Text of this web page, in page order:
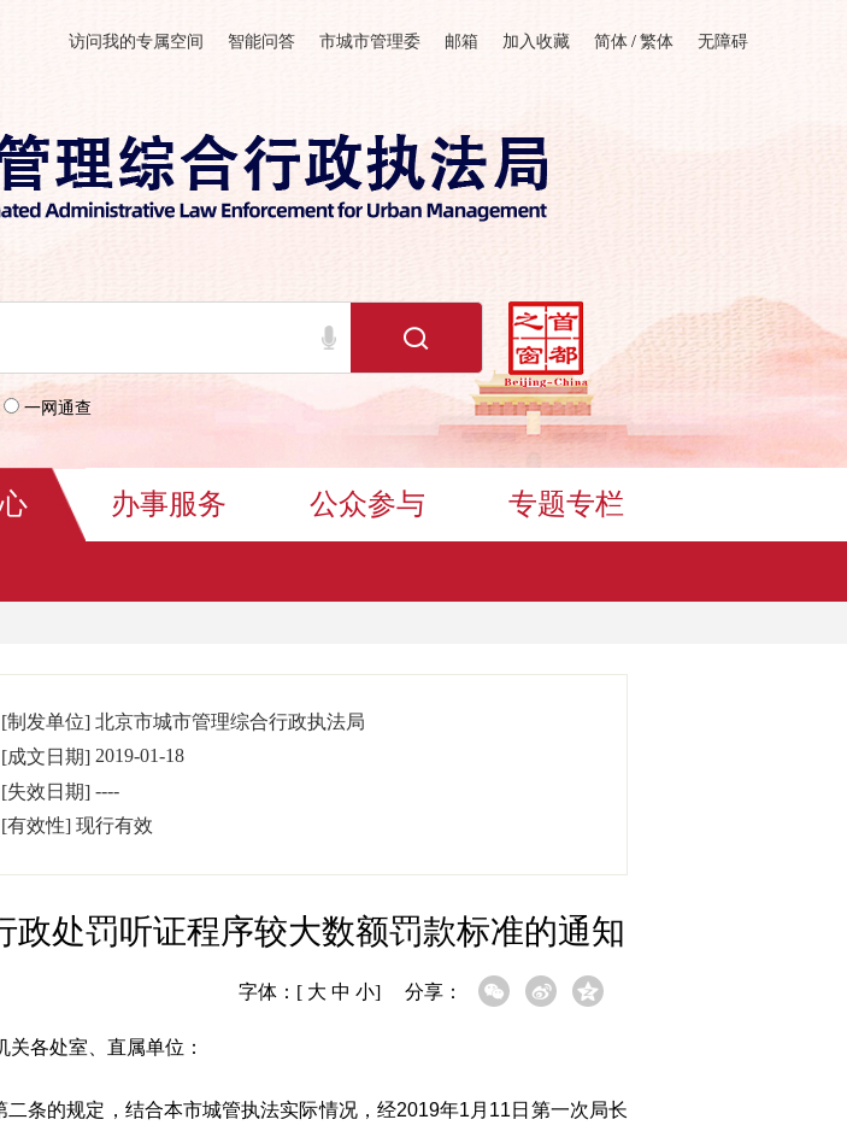
访问我的专属空间 智能问答 市城市管理委 邮箱 加入收藏 简体 / 繁体 无障碍
一网通查
办事服务 公众参与 专题专栏
[制发单位] 北京市城市管理综合行政执法局
[成文日期] 2019-01-18
[失效日期] ----
[有效性] 现行有效
处罚听证程序较大数额罚款标准的通知
分享：
字体：[ 大 中 小]
各处室、直属单位：
条的规定，结合本市城管执法实际情况，经2019年1月11日第一次局长